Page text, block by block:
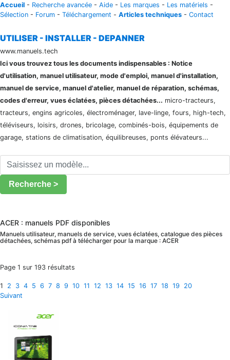
Accueil - Recherche avancée - Aide - Les marques - Les matériels -
Sélection - Forum - Téléchargement - Articles techniques - Contact
UTILISER - INSTALLER - DEPANNER
www.manuels.tech
Ici vous trouvez tous les documents indispensables : Notice
d'utilisation, manuel utilisateur, mode d'emploi, manuel d'installation,
manuel de service, manuel d'atelier, manuel de réparation, schémas,
codes d'erreur, vues éclatées, pièces détachées... micro-tracteurs,
tracteurs, engins agricoles, électroménager, lave-linge, fours, high-tech,
téléviseurs, loisirs, drones, bricolage, combinés-bois, équipements de
garage, stations de climatisation, équilibreuses, ponts élévateurs...
Recherche >
ACER : manuels PDF disponibles
Manuels utilisateur, manuels de service, vues éclatées, catalogue des pièces
détachées, schémas pdf à télécharger pour la marque : ACER
Page 1 sur 193 résultats
1 2 3 4 5 6 7 8 9 10 11 12 13 14 15 16 17 18 19 20
Suivant